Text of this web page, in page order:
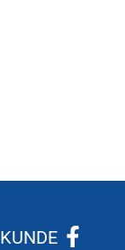
KUNDE